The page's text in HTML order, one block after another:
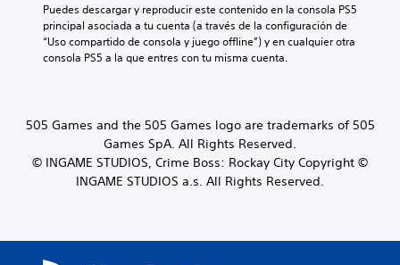
Puedes descargar y reproducir este contenido en la consola PS5
principal asociada a tu cuenta (a través de la configuración de
“Uso compartido de consola y juego offline”) y en cualquier otra
consola PS5 a la que entres con tu misma cuenta.
505 Games and the 505 Games logo are trademarks of 505
Games SpA. All Rights Reserved.
© INGAME STUDIOS, Crime Boss: Rockay City Copyright ©
INGAME STUDIOS a.s. All Rights Reserved.